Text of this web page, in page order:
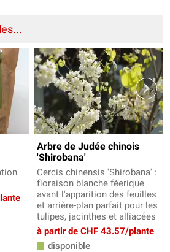
Arbre de Judée chinois
'Shirobana'
Cercis chinensis 'Shirobana' :
floraison blanche féerique
avant l'apparition des feuilles
et arrière-plan parfait pour les
tulipes, jacinthes et alliacées
à partir de CHF 43.57/plante
disponible